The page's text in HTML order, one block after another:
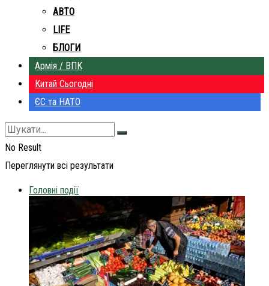
АВТО
LIFE
БЛОГИ
Армія / ВПК
Китай Сьогодні
ЄС та НАТО
No Result
Переглянути всі результати
Головні події